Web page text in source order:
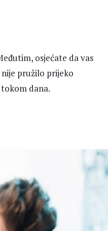
osjećate da vas
pružilo prijeko
dana.